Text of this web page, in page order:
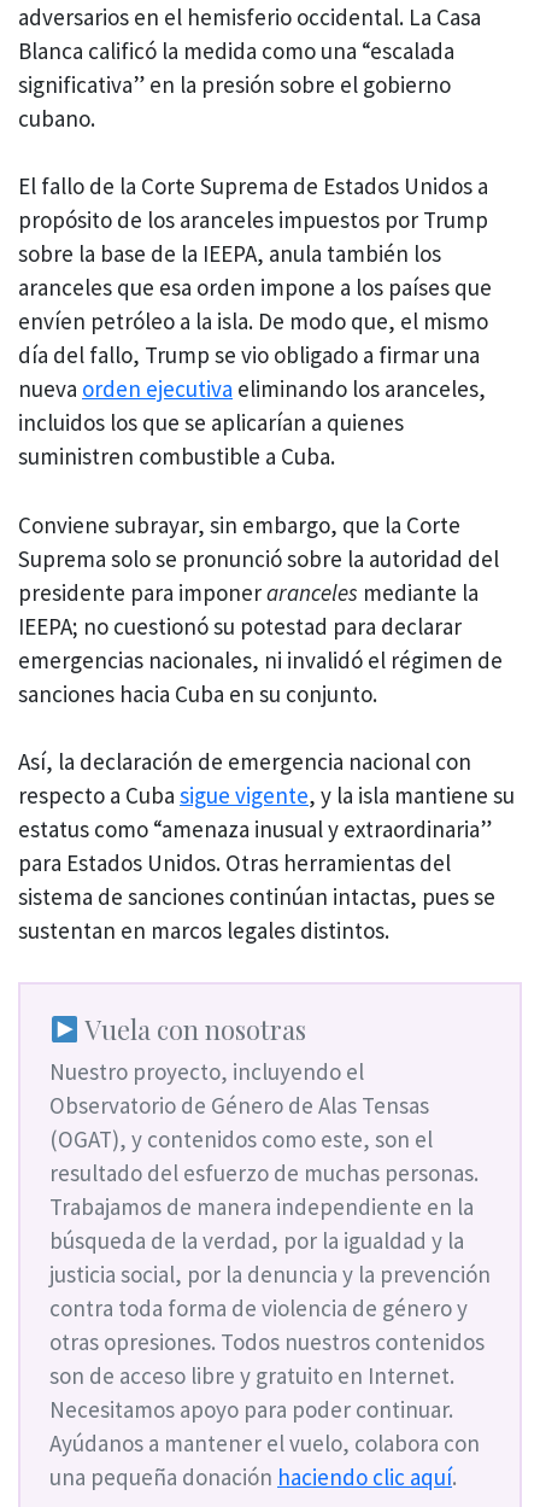
adversarios en el hemisferio occidental. La Casa
Blanca calificó la medida como una “escalada
significativa” en la presión sobre el gobierno
cubano.
El fallo de la Corte Suprema de Estados Unidos a
propósito de los aranceles impuestos por Trump
sobre la base de la IEEPA, anula también los
aranceles que esa orden impone a los países que
envíen petróleo a la isla. De modo que, el mismo
día del fallo, Trump se vio obligado a firmar una
nueva orden ejecutiva eliminando los aranceles,
incluidos los que se aplicarían a quienes
suministren combustible a Cuba.
Conviene subrayar, sin embargo, que la Corte
Suprema solo se pronunció sobre la autoridad del
presidente para imponeraranceles mediante la
IEEPA; no cuestionó su potestad para declarar
emergencias nacionales, ni invalidó el régimen de
sanciones hacia Cuba en su conjunto.
Así, la declaración de emergencia nacional con
respecto a Cuba sigue vigente, y la isla mantiene su
estatus como “amenaza inusual y extraordinaria”
para Estados Unidos. Otras herramientas del
sistema de sanciones continúan intactas, pues se
sustentan en marcos legales distintos.
Vuela con nosotras
Nuestro proyecto, incluyendo el
Observatorio de Género de Alas Tensas
(OGAT), y contenidos como este, son el
resultado del esfuerzo de muchas personas.
Trabajamos de manera independiente en la
búsqueda de la verdad, por la igualdad y la
justicia social, por la denuncia y la prevención
contra toda forma de violencia de género y
otras opresiones. Todos nuestros contenidos
son de acceso libre y gratuito en Internet.
Necesitamos apoyo para poder continuar.
Ayúdanos a mantener el vuelo, colabora con
una pequeña donación haciendo clic aquí.